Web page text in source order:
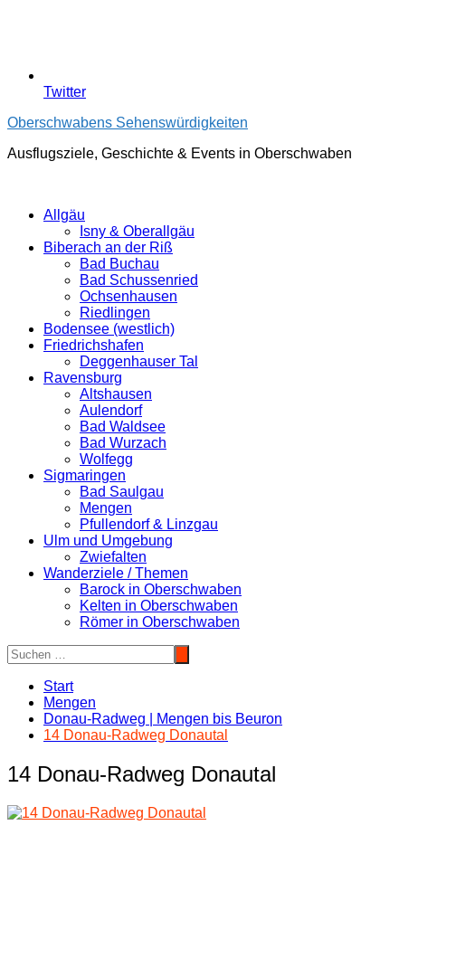
Twitter
Oberschwabens Sehenswürdigkeiten
Ausflugsziele, Geschichte & Events in Oberschwaben
Allgäu
Isny & Oberallgäu
Biberach an der Riß
Bad Buchau
Bad Schussenried
Ochsenhausen
Riedlingen
Bodensee (westlich)
Friedrichshafen
Deggenhauser Tal
Ravensburg
Altshausen
Aulendorf
Bad Waldsee
Bad Wurzach
Wolfegg
Sigmaringen
Bad Saulgau
Mengen
Pfullendorf & Linzgau
Ulm und Umgebung
Zwiefalten
Wanderziele / Themen
Barock in Oberschwaben
Kelten in Oberschwaben
Römer in Oberschwaben
Start
Mengen
Donau-Radweg | Mengen bis Beuron
14 Donau-Radweg Donautal
14 Donau-Radweg Donautal